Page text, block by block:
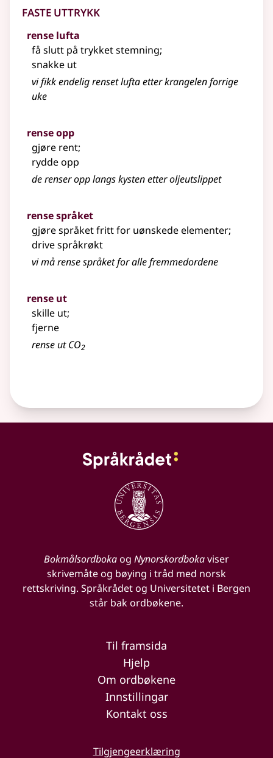
Faste uttrykk
rense lufta
få slutt på trykket stemning;
snakke ut
vi fikk endelig renset lufta etter krangelen forrige
uke
rense opp
gjøre rent;
rydde opp
de renser opp langs kysten etter oljeutslippet
rense språket
gjøre språket fritt for uønskede elementer;
drive språkrøkt
vi må rense språket for alle fremmedordene
rense ut
skille ut;
fjerne
rense ut CO2
Bokmålsordbokaog Nynorskordbokaviser
skrivemåte og bøying i tråd med norsk
rettskriving. Språkrådet og Universitetet i Bergen
står bak ordbøkene.
Til framsida
Hjelp
Om ordbøkene
Innstillingar
Kontakt oss
Tilgjengeerklæring